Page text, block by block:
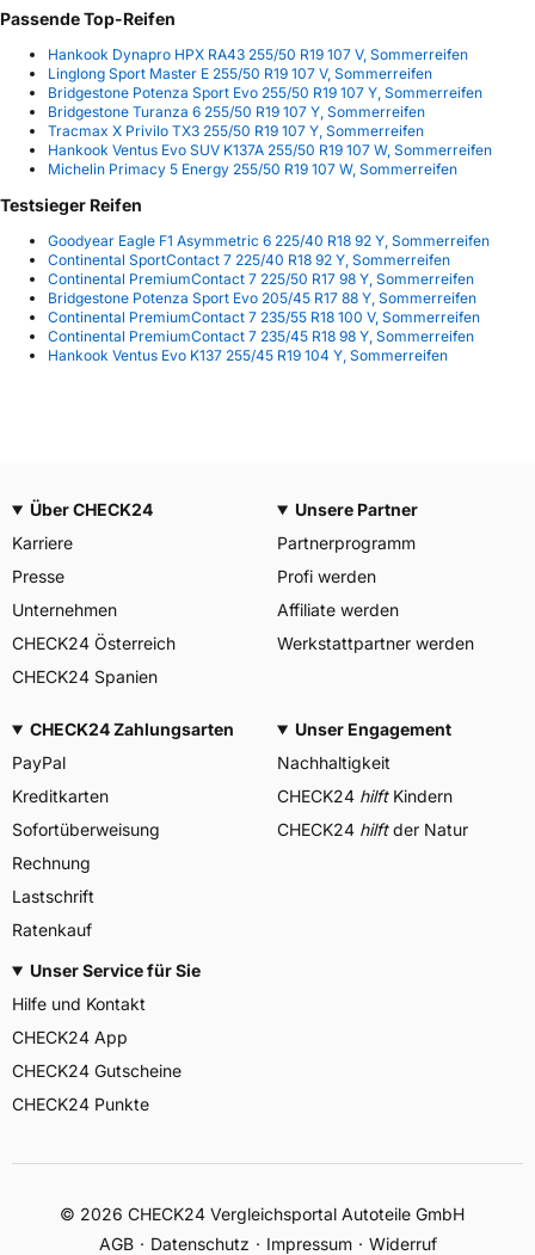
Passende Top-Reifen
Hankook Dynapro HPX RA43 255/50 R19 107 V, Sommerreifen
Linglong Sport Master E 255/50 R19 107 V, Sommerreifen
Bridgestone Potenza Sport Evo 255/50 R19 107 Y, Sommerreifen
Bridgestone Turanza 6 255/50 R19 107 Y, Sommerreifen
Tracmax X Privilo TX3 255/50 R19 107 Y, Sommerreifen
Hankook Ventus Evo SUV K137A 255/50 R19 107 W, Sommerreifen
Michelin Primacy 5 Energy 255/50 R19 107 W, Sommerreifen
Testsieger Reifen
Goodyear Eagle F1 Asymmetric 6 225/40 R18 92 Y, Sommerreifen
Continental SportContact 7 225/40 R18 92 Y, Sommerreifen
Continental PremiumContact 7 225/50 R17 98 Y, Sommerreifen
Bridgestone Potenza Sport Evo 205/45 R17 88 Y, Sommerreifen
Continental PremiumContact 7 235/55 R18 100 V, Sommerreifen
Continental PremiumContact 7 235/45 R18 98 Y, Sommerreifen
Hankook Ventus Evo K137 255/45 R19 104 Y, Sommerreifen
Über CHECK24
Karriere
Presse
Unternehmen
CHECK24 Österreich
CHECK24 Spanien
Unsere Partner
Partnerprogramm
Profi werden
Affiliate werden
Werkstattpartner werden
CHECK24 Zahlungsarten
PayPal
Kreditkarten
Sofortüberweisung
Rechnung
Lastschrift
Ratenkauf
Unser Engagement
Nachhaltigkeit
CHECK24 hilftKindern
CHECK24 hilftder Natur
Unser Service für Sie
Hilfe und Kontakt
CHECK24 App
CHECK24 Gutscheine
CHECK24 Punkte
© 2026 CHECK24 Vergleichsportal Autoteile GmbH
AGB
Datenschutz Impressum Widerruf